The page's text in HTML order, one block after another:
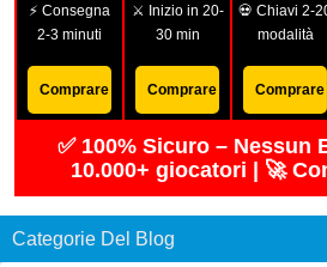
⚡ Consegna
2-3 minuti
Comprare
⚔️ Inizio in 20-
30 min
Comprare
💀 Chiavi 2-
modalità
Comprare
✅ 100% Sicuro – Nessun
10.000+ giocatori | 🚀
Categorie Del Blog